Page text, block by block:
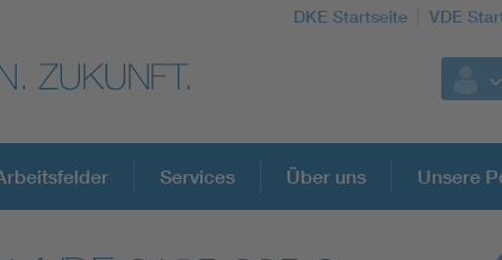
DKE Startseite VDE
Services Über uns Unsere